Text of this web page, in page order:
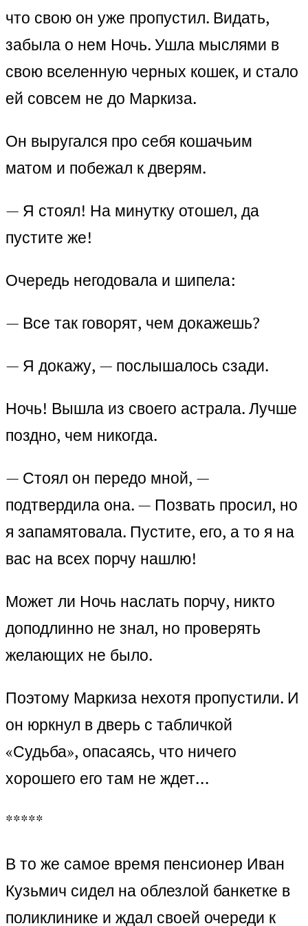
что свою он уже пропустил. Видать,
забыла о нем Ночь. Ушла мыслями в
свою вселенную черных кошек, и стало
ей совсем не до Маркиза.
Он выругался про себя кошачьим
матом и побежал к дверям.
— Я стоял! На минутку отошел, да
пустите же!
Очередь негодовала и шипела:
— Все так говорят, чем докажешь?
— Я докажу, — послышалось сзади.
Ночь! Вышла из своего астрала. Лучше
поздно, чем никогда.
— Стоял он передо мной, —
подтвердила она. — Позвать просил, но
я запамятовала. Пустите, его, а то я на
вас на всех порчу нашлю!
Может ли Ночь наслать порчу, никто
доподлинно не знал, но проверять
желающих не было.
Поэтому Маркиза нехотя пропустили. И
он юркнул в дверь с табличкой
«Судьба», опасаясь, что ничего
хорошего его там не ждет…
*****
В то же самое время пенсионер Иван
Кузьмич сидел на облезлой банкетке в
поликлинике и ждал своей очереди к